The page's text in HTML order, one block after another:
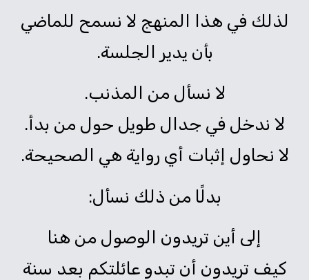
لذلك في هذا المنهج لا نسمح للماضي
بأن يدير الجلسة.
لا نسأل من المذنب.
لا ندخل في جدال طويل حول من بدأ.
لا نحاول إثبات أي رواية هي الصحيحة.
بدلًا من ذلك نسأل:
إلى أين تريدون الوصول من هنا
كيف تريدون أن تبدو عائلتكم بعد سنة